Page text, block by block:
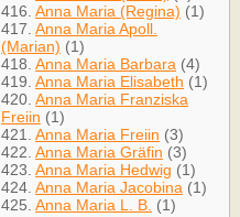
416. Anna Maria (Regina) (1)
417. Anna Maria Apoll.
(Marian) (1)
418. Anna Maria Barbara (4)
419. Anna Maria Elisabeth (1)
420. Anna Maria Franziska
Freiin (1)
421. Anna Maria Freiin (3)
422. Anna Maria Gräfin (3)
423. Anna Maria Hedwig (1)
424. Anna Maria Jacobina (1)
425. Anna Maria L. B. (1)